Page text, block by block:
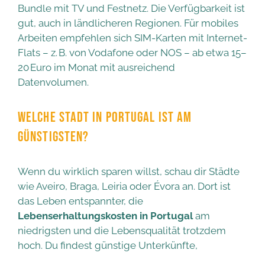
Bundle mit TV und Festnetz. Die Verfügbarkeit ist
gut, auch in ländlicheren Regionen. Für mobiles
Arbeiten empfehlen sich SIM-Karten mit Internet-
Flats – z. B. von Vodafone oder NOS – ab etwa 15–
20 Euro im Monat mit ausreichend
Datenvolumen.
WELCHE STADT IN PORTUGAL IST AM
GÜNSTIGSTEN?
Wenn du wirklich sparen willst, schau dir Städte
wie Aveiro, Braga, Leiria oder Évora an. Dort ist
das Leben entspannter, die
Lebenserhaltungskosten in Portugalam
niedrigsten und die Lebensqualität trotzdem
hoch. Du findest günstige Unterkünfte,